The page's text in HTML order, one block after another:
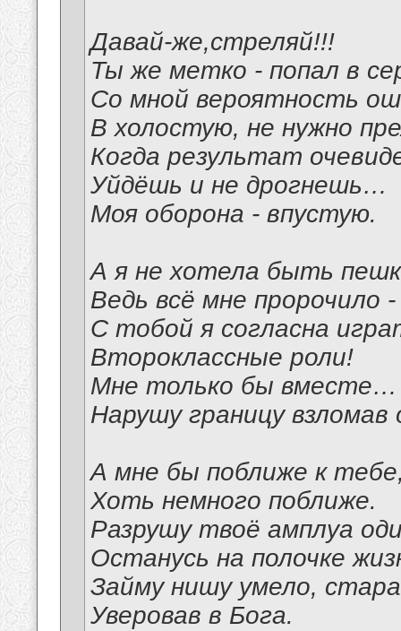
Давай-же,стреляй!!!
Ты же метко - попал в
Со мной вероятность
В холостую, не нужно
Когда результат
Уйдёшь и не дрогнешь…
Моя оборона - впустую.
А я не хотела быть
Ведь всё мне пророчило
С тобой я согласна
Второклассные роли!
Мне только бы вместе…
Нарушу границу
А мне бы поближе к
Хоть немного поближе.
Разрушу твоё амплуа
Останусь на полочке
Займу нишу умело,
Уверовав в Бога.